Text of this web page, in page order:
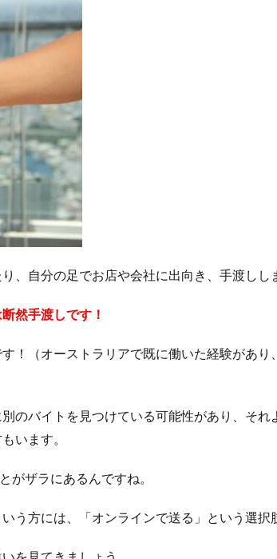
、自分の足でお店や会社に出向き、手渡しし
断然手渡しです！
！（オーストラリアで既に働いた経験があり
のバイトを見つけている可能性があり、それ
います。
がザラにあるんですね。
う方には、「オンラインで送る」という選択